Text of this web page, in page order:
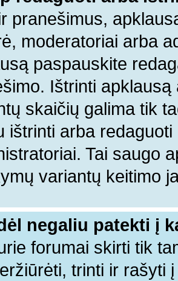
pranešimus,
moderatoriai arba
paspauskite
Ištrinti
skaičių galima tik
ištrinti arba
Tai saugo
variantų keitimo
negaliu patekti į
forumai skirti tik
trinti ir rašyti